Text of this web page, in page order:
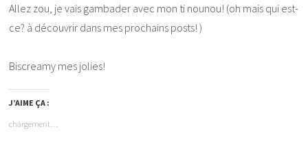
Allez zou, je vais gambader avec mon ti nounou! (oh mais qui est-
ce? à découvrir dans mes prochains posts! )
Biscreamy mes jolies!
J’AIME ÇA :
chargement…